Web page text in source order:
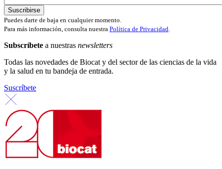
Puedes darte de baja en cualquier momento.
Para más información, consulta nuestra Política de Privacidad.
Subscríbete a nuestras newsletters
Todas las novedades de Biocat y del sector de las ciencias de la vida
y la salud en tu bandeja de entrada.
Suscríbete